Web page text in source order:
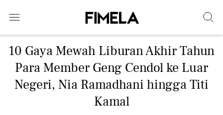
10 Gaya Mewah Liburan Akhir Tahun
Para Member Geng Cendol ke Luar
Negeri, Nia Ramadhani hingga Titi
Kamal